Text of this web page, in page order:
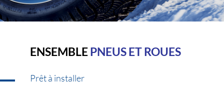
ENSEMBLEPNEUS ET ROUES
Prêt à installer